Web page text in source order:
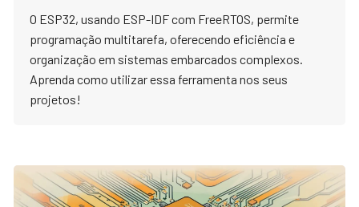
O ESP32, usando ESP-IDF com FreeRTOS, permite
programação multitarefa, oferecendo eficiência e
organização em sistemas embarcados complexos.
Aprenda como utilizar essa ferramenta nos seus
projetos!